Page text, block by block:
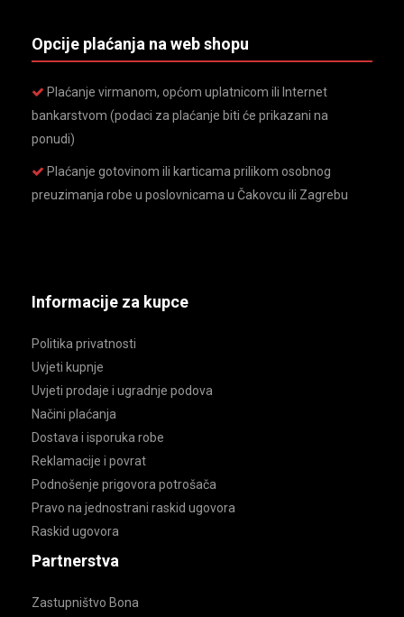
Opcije plaćanja na web shopu
Plaćanje virmanom, općom uplatnicom ili Internet
bankarstvom (podaci za plaćanje biti će prikazani na
ponudi)
Plaćanje gotovinom ili karticama prilikom osobnog
preuzimanja robe u poslovnicama u Čakovcu ili Zagrebu
Informacije za kupce
Politika privatnosti
Uvjeti kupnje
Uvjeti prodaje i ugradnje podova
Načini plaćanja
Dostava i isporuka robe
Reklamacije i povrat
Podnošenje prigovora potrošača
Pravo na jednostrani raskid ugovora
Raskid ugovora
Partnerstva
Zastupništvo Bona